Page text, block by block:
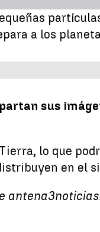
a los
sus
lo que
en el